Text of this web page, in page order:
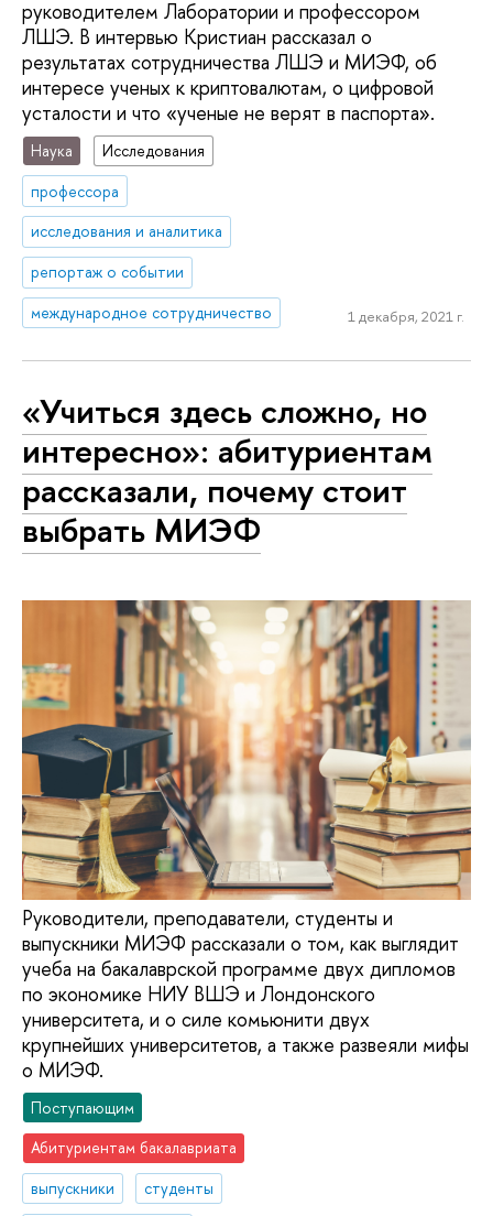
руководителем Лаборатории и профессором
ЛШЭ. В интервью Кристиан рассказал о
результатах сотрудничества ЛШЭ и МИЭФ, об
интересе ученых к криптовалютам, о цифровой
усталости и что «ученые не верят в паспорта».
Наука
Исследования
профессора
исследования и аналитика
репортаж о событии
международное сотрудничество
1 декабря, 2021 г.
«Учиться здесь сложно, но
интересно»: абитуриентам
рассказали, почему стоит
выбрать МИЭФ
Руководители, преподаватели, студенты и
выпускники МИЭФ рассказали о том, как выглядит
учеба на бакалаврской программе двух дипломов
по экономике НИУ ВШЭ и Лондонского
университета, и о силе комьюнити двух
крупнейших университетов, а также развеяли мифы
о МИЭФ.
Поступающим
Абитуриентам бакалавриата
выпускники
студенты